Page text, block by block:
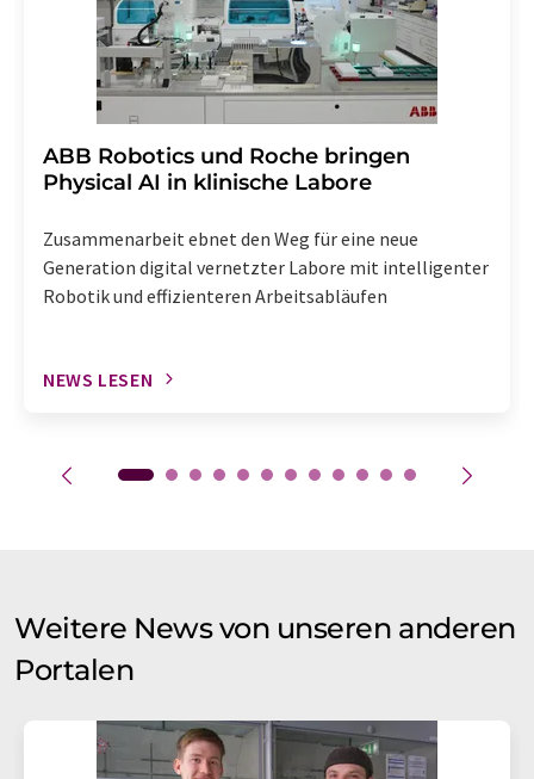
​​​​​​​ABB Robotics und Roche bringen
Physical AI in klinische Labore
Zusammenarbeit ebnet den Weg für eine neue
Generation digital vernetzter Labore mit intelligenter
Robotik und effizienteren Arbeitsabläufen
NEWS LESEN
Weitere News von unseren anderen
Portalen